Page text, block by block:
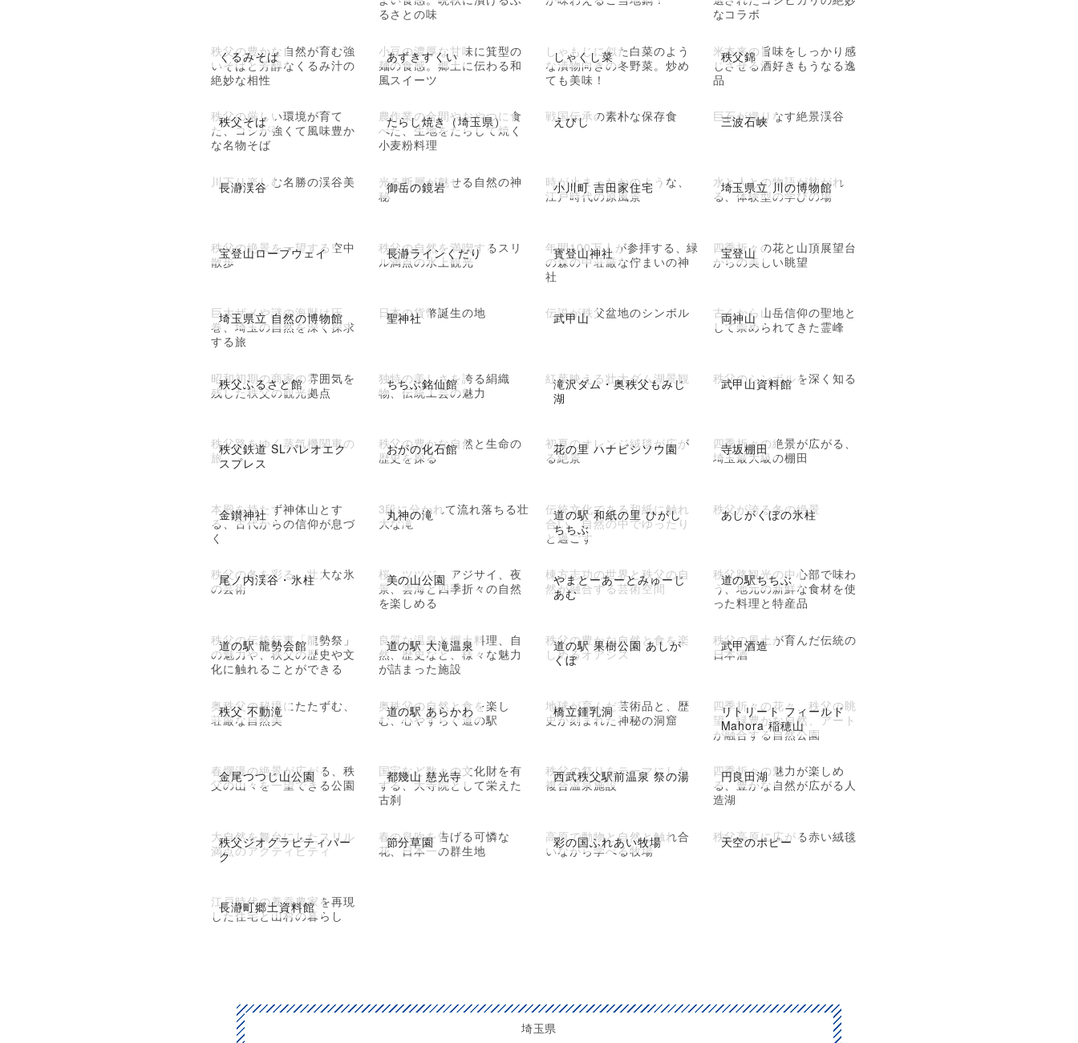
るさとの味
なコラボ
くるみそば
秩父の豊かな自然が育む強
いそばと芳醇なくるみ汁の
絶妙な相性
あずきすくい
小豆の濃厚な甘味に箕型の
麺の食感。郷土に伝わる和
風スイーツ
しゃくし菜
しゃもじに似た白菜のよう
な漬物向きの冬野菜。炒め
ても美味！
秩父錦
米本来の旨味をしっかり感
じさせる酒好きもうなる逸
品
秩父そば
秩父の厳しい環境が育て
た、コシが強くて風味豊か
な名物そば
たらし焼き（埼玉県）
農作業の合間やおやつに食
べた、生地をたらして焼く
小麦粉料理
えびし
戦国伝承の素朴な保存食 三波石峡
巨石が織りなす絶景渓谷
長瀞渓谷
川下り楽しむ名勝の渓谷美 御岳の鏡岩
光る断層が魅せる自然の神
秘
小川町 吉田家住宅
時が止まったかのような、
江戸時代の原風景
埼玉県立 川の博物館
水と人との物語が紡がれ
る、体験型の学びの場
宝登山ロープウェイ
秩父の絶景を一望する空中
散歩
長瀞ラインくだり
秩父の自然を満喫するスリ
ル満点の水上観光
寳登山神社
年間100万人が参拝する、緑
の森の中荘厳な佇まいの神
社
宝登山
四季折々の花と山頂展望台
からの美しい眺望
埼玉県立 自然の博物館
巨大ザメや謎の海獣は圧
巻、埼玉の自然を深く探求
する旅
聖神社
日本の貨幣誕生の地 武甲山
伝説が秩父盆地のシンボル 両神山
古くから山岳信仰の聖地と
して崇められてきた霊峰
秩父ふるさと館
昭和初期の商家の雰囲気を
残した秩父の観光拠点
ちちぶ銘仙館
独特の美しさを誇る絹織
物、伝統工芸の魅力
滝沢ダム・奥秩父もみじ
湖
紅葉映える壮大ダム湖景観 武甲山資料館
秩父のシンボルを深く知る
秩父鉄道 SLパレオエク
スプレス
秩父路をゆく蒸気機関車の
旅
おがの化石館
秩父の豊かな自然と生命の
歴史を探る
花の里 ハナビシソウ園
初夏のオレンジ絨毯が広が
る絶景
寺坂棚田
四季折々の絶景が広がる、
埼玉最大級の棚田
金鑚神社
本殿を持たず神体山とす
る、古代からの信仰が息づ
く
丸神の滝
3段に分かれて流れ落ちる壮
大な滝
道の駅 和紙の里 ひがし
ちちぶ
伝統文化である和紙に触れ
合い、自然の中でゆったり
と過ごす
あしがくぼの氷柱
秩父が誇る冬の絶景
尾ノ内渓谷・氷柱
秩父の冬を彩る、壮大な氷
の芸術
美の山公園
桜、ツツジ、アジサイ、夜
景、雲海と四季折々の自然
を楽しめる
やまとーあーとみゅーじ
あむ
棟方志功の世界と秩父の自
然が融合する芸術空間
道の駅ちちぶ
秩父路観光の中心部で味わ
う、地元の新鮮な食材を使
った料理と特産品
道の駅 龍勢会館
秩父の伝統行事「龍勢祭」
の魅力や、秩父の歴史や文
化に触れることができる
道の駅 大滝温泉
良質な温泉と郷土料理、自
然、歴史など、様々な魅力
が詰まった施設
道の駅 果樹公園 あしが
くぼ
秩父の豊かな自然と食を楽
しめるオアシス
武甲酒造
秩父の風土が育んだ伝統の
日本酒
秩父 不動滝
奥秩父の秘境にたたずむ、
荘厳な自然美
道の駅 あらかわ
奥秩父の自然と食を楽し
む、心やすらぐ道の駅
橋立鍾乳洞
地球が育んだ芸術品と、歴
史が刻まれた神秘の洞窟
リトリート フィールド
Mahora 稲穂山
四季折々の花々、秩父の眺
望、緑豊かな自然、アート
が融合する自然公園
金尾つつじ山公園
春爛漫の絶景が広がる、秩
父の山々を一望できる公園
都幾山 慈光寺
国宝など数々の文化財を有
する、大寺院として栄えた
古刹
西武秩父駅前温泉 祭の湯
秩父の祭りをテーマにした
複合温泉施設
円良田湖
四季折々の魅力が楽しめ
る、豊かな自然が広がる人
造湖
秩父ジオグラビティパー
ク
大自然を舞台にしたスリル
満点のアクティビティ
節分草園
春の息吹を告げる可憐な
花、日本一の群生地
彩の国ふれあい牧場
高原で動物と自然と触れ合
いながら学べる牧場
天空のポピー
秩父高原に広がる赤い絨毯
長瀞町郷土資料館
江戸時代の養蚕農家を再現
した住宅と山村の暮らし
埼玉県